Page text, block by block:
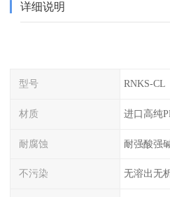
详细说明
型号 RNKS-CL
材质 进口高纯
耐腐蚀 耐强酸强
不污染 无溶出无